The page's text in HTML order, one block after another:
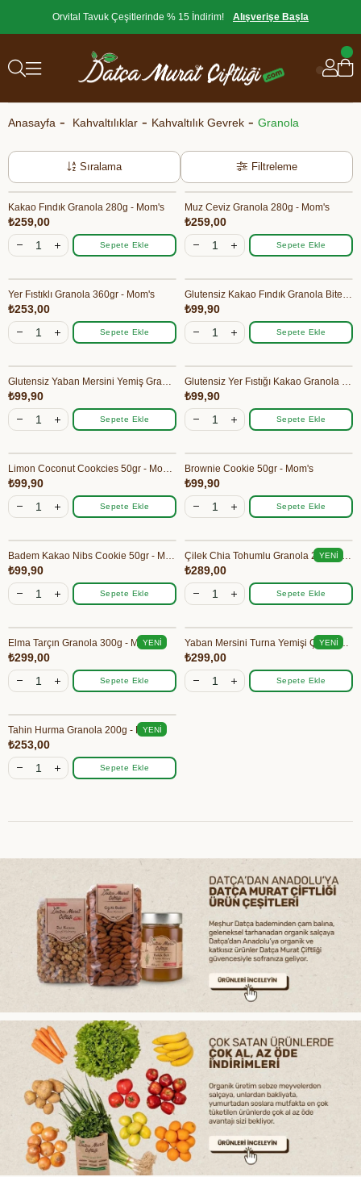
Orvital Tavuk Çeşitlerinde % 15 İndirim! Alışverişe Başla
Anasayfa Kahvaltılıklar Kahvaltılık Gevrek Granola
Filtreleme
Sıralama
Kakao Fındık Granola 280g - Mom's
₺259,00
Sepete Ekle
Muz Ceviz Granola 280g - Mom's
₺259,00
Sepete Ekle
Yer Fıstıklı Granola 360gr - Mom's
₺253,00
Sepete Ekle
Glutensiz Kakao Fındık Granola Bites 40gr - Mom's
₺99,90
Sepete Ekle
Glutensiz Yaban Mersini Yemiş Granola Bites 40gr - Mom's
₺99,90
Sepete Ekle
Glutensiz Yer Fıstığı Kakao Granola Bites 40gr - Mom's
₺99,90
Sepete Ekle
Limon Coconut Cookcies 50gr - Mom's
₺99,90
Sepete Ekle
Brownie Cookie 50gr - Mom's
₺99,90
Sepete Ekle
Badem Kakao Nibs Cookie 50gr - Mom's
₺99,90
Sepete Ekle
Çilek Chia Tohumlu Granola 280g - Mom's
₺289,00
Sepete Ekle
YENI
Elma Tarçın Granola 300g - Mom's
₺299,00
Sepete Ekle
YENI
Yaban Mersini Turna Yemişi Çilekli Granola 300g - Mom's
₺299,00
Sepete Ekle
YENI
Tahin Hurma Granola 200g - Mom's
₺253,00
Sepete Ekle
YENI